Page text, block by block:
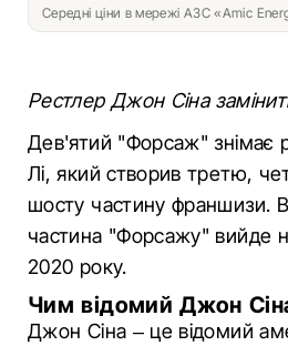
Середні ціни в мережі АЗС «Amic
Рестлер Джон Сіна
Дев'ятий "Форсаж" знімає
Лі, який створив третю,
шосту частину франшизи.
частина "Форсажу" вийде
2020 року.
Чим відомий Джон
Джон Сіна – це відомий